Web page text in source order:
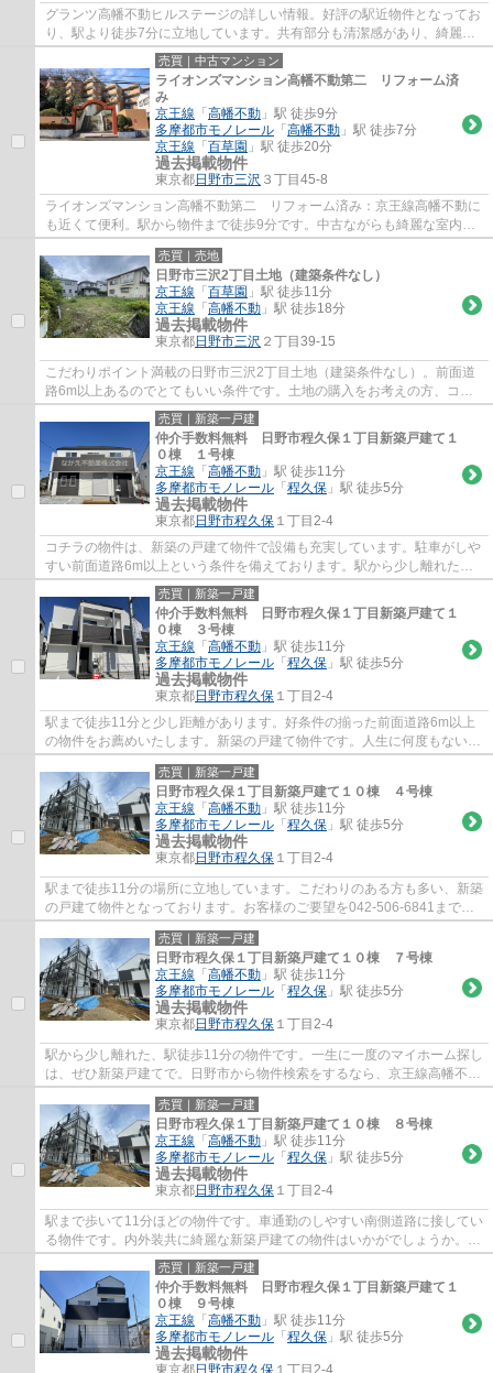
グランツ高幡不動ヒルステージの詳しい情報。好評の駅近物件となってお
り、駅より徒歩7分に立地しています。共有部分も清潔感があり、綺麗な
中古マンションです。こちらはエレベーター...
売買｜中古マンション
ライオンズマンション高幡不動第二 リフォーム済
み
京王線 「 高幡不動 」駅 徒歩9分
多摩都市モノレール 「 高幡不動 」駅 徒歩7分
京王線 「 百草園 」駅 徒歩20分
過去掲載物件
東京都日野市三沢 ３丁目45-8
ライオンズマンション高幡不動第二 リフォーム済み：京王線高幡不動に
も近くて便利。駅から物件まで徒歩9分です。中古ながらも綺麗な室内と
魅力的な住環境のマンションです。日野市で...
売買｜売地
日野市三沢2丁目土地（建築条件なし）
京王線 「 百草園 」駅 徒歩11分
京王線 「 高幡不動 」駅 徒歩18分
過去掲載物件
東京都日野市三沢 ２丁目39-15
こだわりポイント満載の日野市三沢2丁目土地（建築条件なし）。前面道
路6m以上あるのでとてもいい条件です。土地の購入をお考えの方、コチ
ラの売地をご覧ください。駅まで徒歩11分の場...
売買｜新築一戸建
仲介手数料無料 日野市程久保１丁目新築戸建て１
０棟 １号棟
京王線 「 高幡不動 」駅 徒歩11分
多摩都市モノレール 「 程久保 」駅 徒歩5分
過去掲載物件
東京都日野市程久保 １丁目2-4
コチラの物件は、新築の戸建て物件で設備も充実しています。駐車がしや
すい前面道路6m以上という条件を備えております。駅から少し離れた、
駅徒歩11分圏内の物件です。日野市の戸建て...
売買｜新築一戸建
仲介手数料無料 日野市程久保１丁目新築戸建て１
０棟 ３号棟
京王線 「 高幡不動 」駅 徒歩11分
多摩都市モノレール 「 程久保 」駅 徒歩5分
過去掲載物件
東京都日野市程久保 １丁目2-4
駅まで徒歩11分と少し距離があります。好条件の揃った前面道路6m以上
の物件をお薦めいたします。新築の戸建て物件です。人生に何度もない不
動産購入だからこそ、こだわりを貫いて探し...
売買｜新築一戸建
日野市程久保１丁目新築戸建て１０棟 ４号棟
京王線 「 高幡不動 」駅 徒歩11分
多摩都市モノレール 「 程久保 」駅 徒歩5分
過去掲載物件
東京都日野市程久保 １丁目2-4
駅まで徒歩11分の場所に立地しています。こだわりのある方も多い、新築
の戸建て物件となっております。お客様のご要望を042-506-6841までお
申し付け下さい。日野市にある京王線高幡不...
売買｜新築一戸建
日野市程久保１丁目新築戸建て１０棟 ７号棟
京王線 「 高幡不動 」駅 徒歩11分
多摩都市モノレール 「 程久保 」駅 徒歩5分
過去掲載物件
東京都日野市程久保 １丁目2-4
駅から少し離れた、駅徒歩11分の物件です。一生に一度のマイホーム探し
は、ぜひ新築戸建てで。日野市から物件検索をするなら、京王線高幡不動
周辺の物件も是非ご覧ください。気になる...
売買｜新築一戸建
日野市程久保１丁目新築戸建て１０棟 ８号棟
京王線 「 高幡不動 」駅 徒歩11分
多摩都市モノレール 「 程久保 」駅 徒歩5分
過去掲載物件
東京都日野市程久保 １丁目2-4
駅まで歩いて11分ほどの物件です。車通勤のしやすい南側道路に接してい
る物件です。内外装共に綺麗な新築戸建ての物件はいかがでしょうか。当
社は知識とノウハウを活かし、日野市の京...
売買｜新築一戸建
仲介手数料無料 日野市程久保１丁目新築戸建て１
０棟 ９号棟
京王線 「 高幡不動 」駅 徒歩11分
多摩都市モノレール 「 程久保 」駅 徒歩5分
過去掲載物件
東京都日野市程久保 １丁目2-4